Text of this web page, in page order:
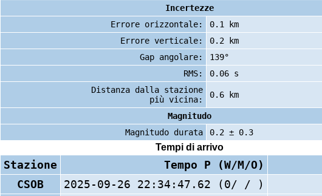
Incertezze
Errore orizzontale:
0.1 km
Errore verticale:
0.2 km
Gap angolare:
139°
RMS:
0.06 s
Distanza dalla stazione
più vicina:
0.6 km
Magnitudo
Magnitudo durata
0.2 ± 0.3
Tempi di arrivo
Stazione Tempo P (W/M/O)
CSOB
2025-09-26 22:34:47.62 (0/ / )